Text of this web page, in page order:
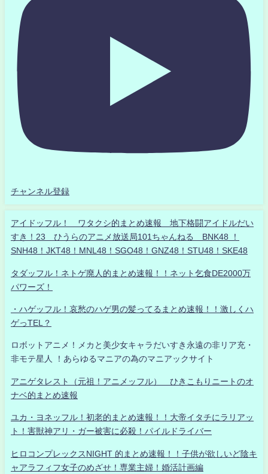
チャンネル登録
アイドッフル！ ワタクシ的まとめ速報 地下格闘アイドルだい
すき！23 ひうらのアニメ放送局101ちゃんねる BNK48 ！
SNH48！JKT48！MNL48！SGO48！GNZ48！STU48！SKE48
タダッフル！ネトゲ廃人的まとめ速報！！ネット乞食DE2000万
パワーズ！
・ハゲッフル！哀愁のハゲ男の髪ってるまとめ速報！！激しくハ
ゲっTEL？
ロボットアニメ！メカと美少女キャラだいすき永遠の非リア充・
非モテ星人 ！あらゆるマニアの為のマニアックサイト
アニゲタレスト（元祖！アニメッフル） ひきこもりニートのオ
ナベ的まとめ速報
ユカ・ヨネッフル！初老的まとめ速報！！大帝イタチにラリアッ
ト！害獣神アリ・ガー被害に必殺！パイルドライバー
ヒロコンプレックスNIGHT 的まとめ速報！！子供が欲しいど陰キ
ャアラフィフ女子のめざせ！専業主婦！婚活計画編